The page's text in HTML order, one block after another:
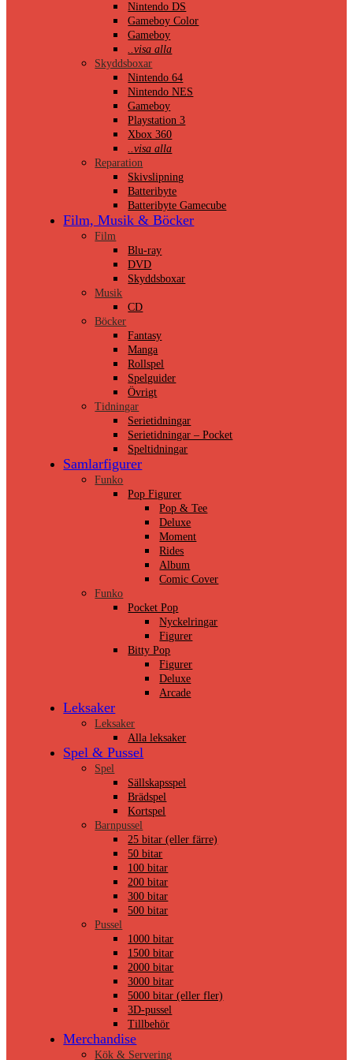
Nintendo DS
Gameboy Color
Gameboy
..visa alla
Skyddsboxar
Nintendo 64
Nintendo NES
Gameboy
Playstation 3
Xbox 360
..visa alla
Reparation
Skivslipning
Batteribyte
Batteribyte Gamecube
Film, Musik & Böcker
Film
Blu-ray
DVD
Skyddsboxar
Musik
CD
Böcker
Fantasy
Manga
Rollspel
Spelguider
Övrigt
Tidningar
Serietidningar
Serietidningar – Pocket
Speltidningar
Samlarfigurer
Funko
Pop Figurer
Pop & Tee
Deluxe
Moment
Rides
Album
Comic Cover
Funko
Pocket Pop
Nyckelringar
Figurer
Bitty Pop
Figurer
Deluxe
Arcade
Leksaker
Leksaker
Alla leksaker
Spel & Pussel
Spel
Sällskapsspel
Brädspel
Kortspel
Barnpussel
25 bitar (eller färre)
50 bitar
100 bitar
200 bitar
300 bitar
500 bitar
Pussel
1000 bitar
1500 bitar
2000 bitar
3000 bitar
5000 bitar (eller fler)
3D-pussel
Tillbehör
Merchandise
Kök & Servering